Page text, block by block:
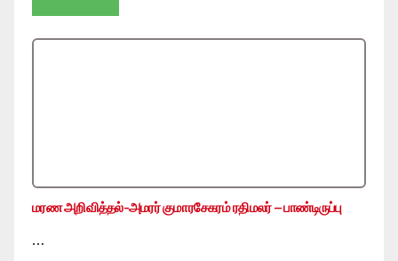
மரண அறிவித்தல்-அமரர் குமாரசேகரம் ரதிமலர் – பாண்டிருப்பு
…